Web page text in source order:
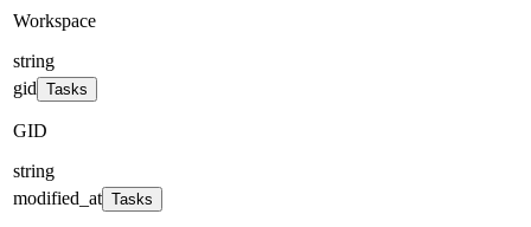
Workspace
string
gid Tasks
GID
string
modified_at Tasks